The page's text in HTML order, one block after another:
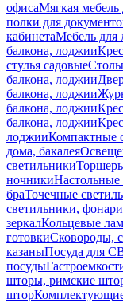
офисаМягкая мебель
полки для
кабинетаМебель для
балкона, лоджии
стулья садовые
балкона, лоджии
балкона, лоджии
балкона, лоджии
балкона, лоджии
лоджииКомпактные
дома, бакалея
светильники
ночники
браТочечные
светильники,
зеркалКольцевые
готовкиСковороды,
казаныПосуда для
посуды
шторы, римские
штор